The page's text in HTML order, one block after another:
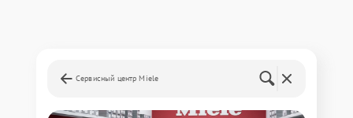
Сервисный центр Miele